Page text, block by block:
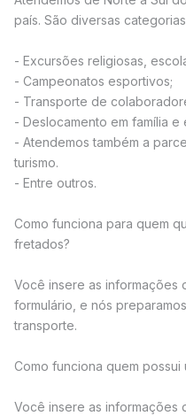
país. São diversas
- Excursões religiosas,
- Campeonatos esportivos;
- Transporte de
- Deslocamento em família e
- Atendemos também a
turismo.
- Entre outros.
Como funciona para quem
fretados?
Você insere as informações
formulário, e nós
transporte.
Como funciona quem possui
Você insere as informações